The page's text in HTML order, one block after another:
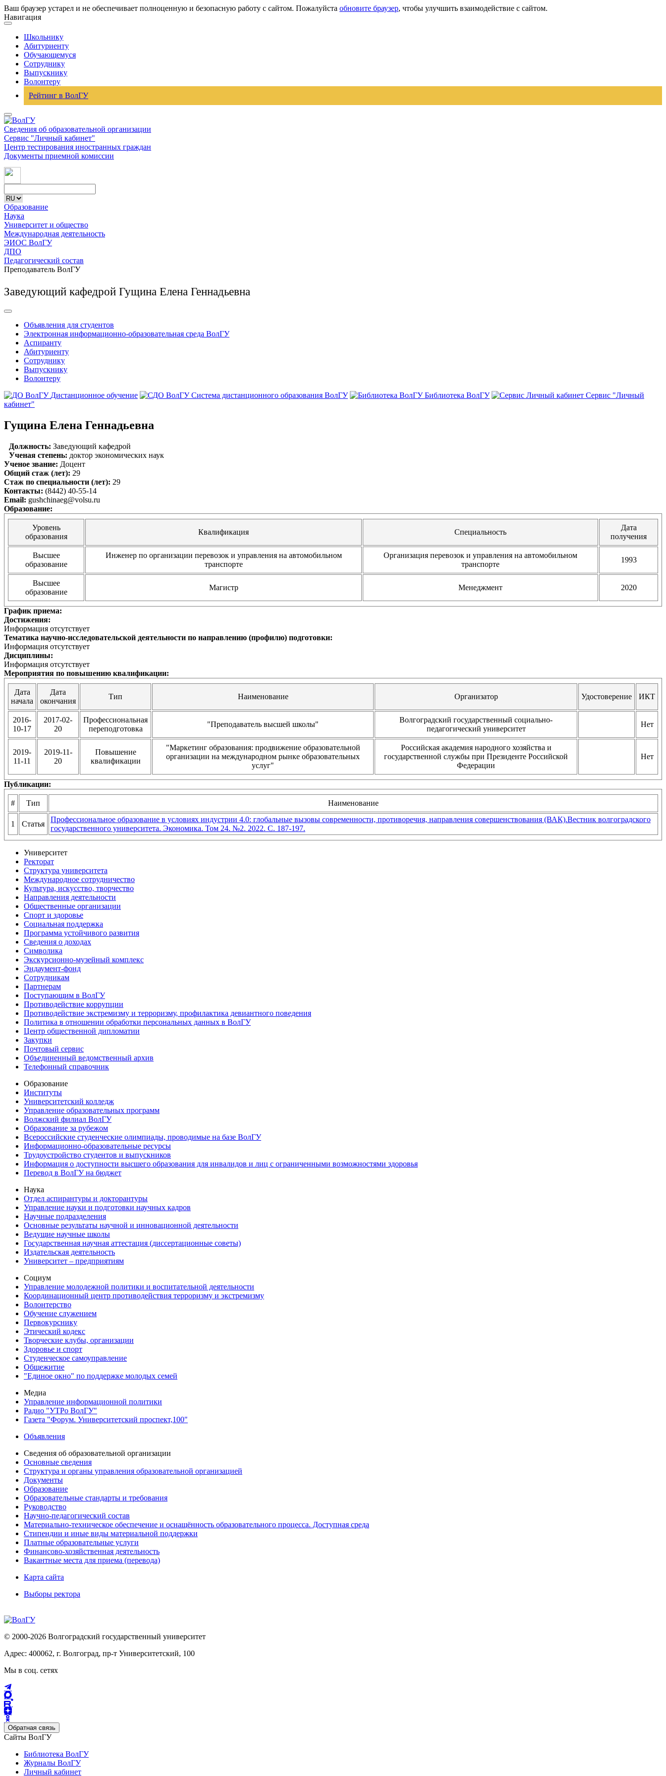
Ваш браузер устарел и не обеспечивает полноценную и безопасную работу с сайтом. Пожалуйста обновите браузер, чтобы улучшить взаимодействие с сайтом.
Навигация
Школьнику
Абитуриенту
Обучающемуся
Сотруднику
Выпускнику
Волонтеру
Рейтинг в ВолГУ
Сведения об образовательной организации
Сервис "Личный кабинет"
Центр тестирования иностранных граждан
Документы приемной комиссии
Образование
Наука
Университет и общество
Международная деятельность
ЭИОС ВолГУ
ДПО
Педагогический состав
Преподаватель ВолГУ
Заведующий кафедрой Гущина Елена Геннадьевна
Объявления для студентов
Электронная информационно-образовательная среда ВолГУ
Аспиранту
Абитуриенту
Сотруднику
Выпускнику
Волонтеру
Дистанционное обучение
Система дистанционного образования ВолГУ Библиотека ВолГУ
Сервис "Личный
кабинет"
Гущина Елена Геннадьевна
Должность: Заведующий кафедрой
Ученая степень: доктор экономических наук
Ученое звание: Доцент
Общий стаж (лет): 29
Стаж по специальности (лет): 29
Контакты: (8442) 40-55-14
Email: gushchinaeg@volsu.ru
Образование:
Уровень
образования
Квалификация Специальность
Дата
получения
Высшее
образование
Инженер по организации перевозок и управления на автомобильном
транспорте
Организация перевозок и управления на автомобильном
транспорте
1993
Высшее
образование
Магистр Менеджмент 2020
График приема:
Достижения:
Информация отсутствует
Тематика научно-исследовательской деятельности по направлению (профилю) подготовки:
Информация отсутствует
Дисциплины:
Информация отсутствует
Мероприятия по повышению квалификации:
Дата
начала
Дата
окончания
Тип Наименование Организатор Удостоверение ИКТ
2016-
10-17
2017-02-
20
Профессиональная
переподготовка
"Преподаватель высшей школы"
Волгоградский государственный социально-
педагогический университет
Нет
2019-
11-11
2019-11-
20
Повышение
квалификации
"Маркетинг образования: продвижение образовательной
организации на международном рынке образовательных
услуг"
Российская академия народного хозяйства и
государственной службы при Президенте Российской
Федерации
Нет
Публикации:
# Тип Наименование
1 Статья
Профессиональное образование в условиях индустрии 4.0: глобальные вызовы современности, противоречия, направления совершенствования (ВАК).Вестник волгоградского
государственного университета. Экономика. Том 24. №2. 2022. С. 187-197.
Университет
Ректорат
Структура университета
Международное сотрудничество
Культура, искусство, творчество
Направления деятельности
Общественные организации
Спорт и здоровье
Социальная поддержка
Программа устойчивого развития
Сведения о доходах
Символика
Экскурсионно-музейный комплекс
Эндаумент-фонд
Сотрудникам
Партнерам
Поступающим в ВолГУ
Противодействие коррупции
Противодействие экстремизму и терроризму, профилактика девиантного поведения
Политика в отношении обработки персональных данных в ВолГУ
Центр общественной дипломатии
Закупки
Почтовый сервис
Объединенный ведомственный архив
Телефонный справочник
Образование
Институты
Университетский колледж
Управление образовательных программ
Волжский филиал ВолГУ
Образование за рубежом
Всероссийские студенческие олимпиады, проводимые на базе ВолГУ
Информационно-образовательные ресурсы
Трудоустройство студентов и выпускников
Информация о доступности высшего образования для инвалидов и лиц с ограниченными возможностями здоровья
Перевод в ВолГУ на бюджет
Наука
Отдел аспирантуры и докторантуры
Управление науки и подготовки научных кадров
Научные подразделения
Основные результаты научной и инновационной деятельности
Ведущие научные школы
Государственная научная аттестация (диссертационные советы)
Издательская деятельность
Университет – предприятиям
Социум
Управление молодежной политики и воспитательной деятельности
Координационный центр противодействия терроризму и экстремизму
Волонтерство
Обучение служением
Первокурснику
Этический кодекс
Творческие клубы, организации
Здоровье и спорт
Студенческое самоуправление
Общежитие
"Единое окно" по поддержке молодых семей
Медиа
Управление информационной политики
Радио "УТРо ВолГУ"
Газета "Форум. Университетский проспект,100"
Объявления
Сведения об образовательной организации
Основные сведения
Структура и органы управления образовательной организацией
Документы
Образование
Образовательные стандарты и требования
Руководство
Научно-педагогический состав
Материально-техническое обеспечение и оснащённость образовательного процесса. Доступная среда
Стипендии и иные виды материальной поддержки
Платные образовательные услуги
Финансово-хозяйственная деятельность
Вакантные места для приема (перевода)
Карта сайта
Выборы ректора
© 2000-2026 Волгоградский государственный университет
Адрес: 400062, г. Волгоград, пр-т Университетский, 100
Мы в соц. сетях
Обратная связь
Сайты ВолГУ
Библиотека ВолГУ
Журналы ВолГУ
Личный кабинет